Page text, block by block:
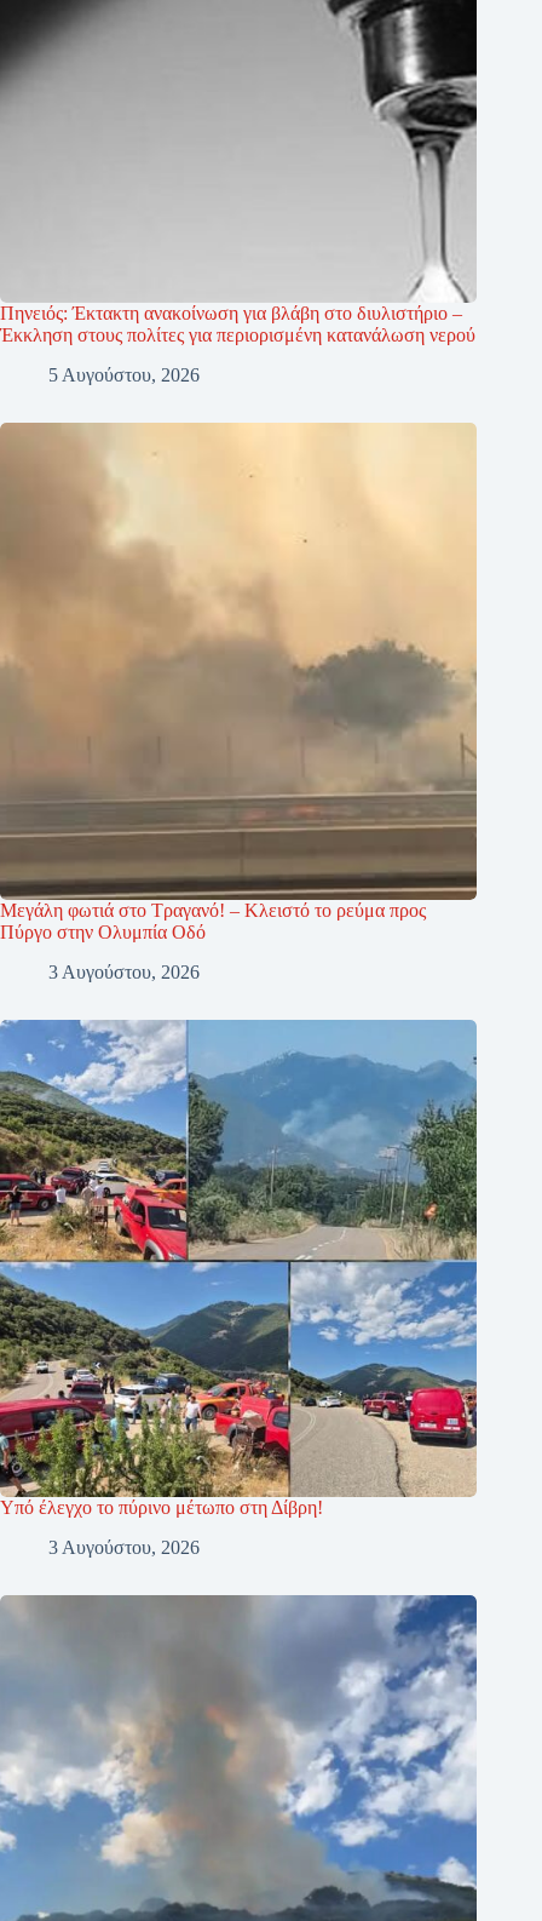
Πηνειός: Έκτακτη ανακοίνωση για βλάβη στο διυλιστήριο –
Έκκληση στους πολίτες για περιορισμένη κατανάλωση νερού
5 Αυγούστου, 2026
Μεγάλη φωτιά στο Τραγανό! – Κλειστό το ρεύμα προς
Πύργο στην Ολυμπία Οδό
3 Αυγούστου, 2026
Υπό έλεγχο το πύρινο μέτωπο στη Δίβρη!
3 Αυγούστου, 2026